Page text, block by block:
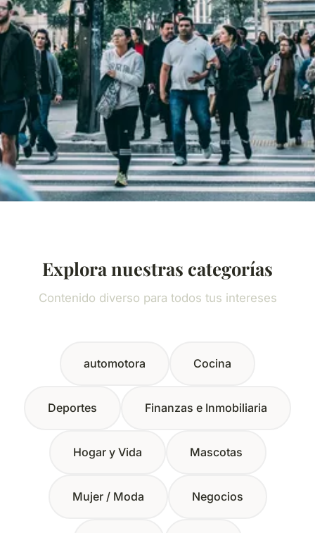
Explora nuestras categorías
Contenido diverso para todos tus intereses
automotora Cocina
Deportes Finanzas e Inmobiliaria
Hogar y Vida Mascotas
Mujer / Moda Negocios